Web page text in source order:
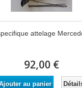
attelage
92,00 €
au panier